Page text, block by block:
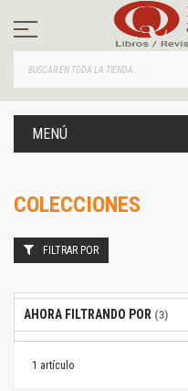
contenido
MENÚ
COLECCIONES
1 artículo
FILTRAR POR
AHORA FILTRANDO POR